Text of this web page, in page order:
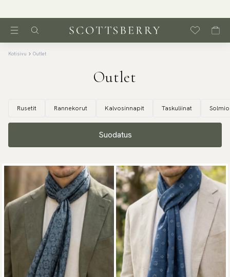
Kotisivu Outlet
Outlet
Rusetit Rannekorut Kalvosinnapit Taskuliinat
Suodatus